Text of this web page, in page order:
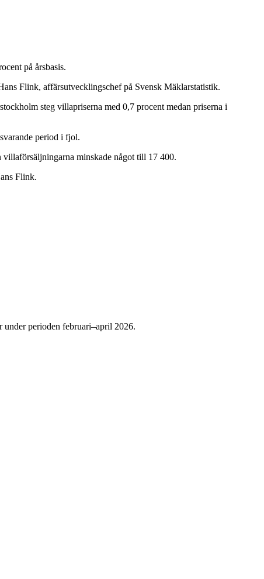
på årsbasis.
Flink, affärsutvecklingschef på Svensk Mäklarstatistik.
steg villapriserna med 0,7 procent medan priserna i
period i fjol.
villaförsäljningarna minskade något till 17 400.
Flink.
under perioden februari–april 2026.